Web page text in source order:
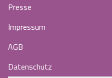
Presse
Impressum
AGB
Datenschutz